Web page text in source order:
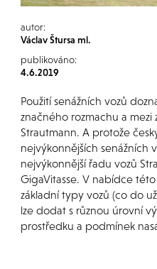
autor:
Václav Štursa ml.
publikováno:
4.6.2019
Použití senážních vozů
značného rozmachu a mezi
Strautmann. A protože
nejvýkonnějších senážních
nejvýkonnější řadu vozů
GigaVitasse. V nabídce
základní typy vozů (co do
lze dodat s různou úrovní
prostředku a podmínek